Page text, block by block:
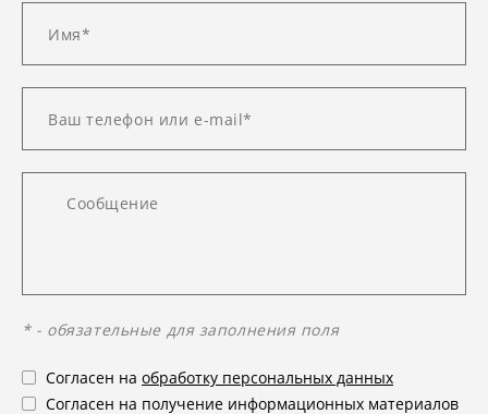
* - обязательные для заполнения поля
Согласен на обработку персональных данных
Согласен на получение информационных материалов